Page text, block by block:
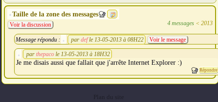
Taille de la zone des messages
4 messages< 2013
Voir la discussion
Message répondu : par def le 13-05-2013 à 08H22 Voir le message
par thepaco le 13-05-2013 à 18H32
Je me disais aussi que fallait que j'arrête Internet Explorer :)
Répondre
Plan du site